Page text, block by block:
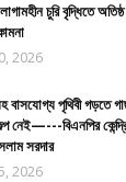
চুরি বৃদ্ধিতে
2026
বাসযোগ্য পৃথিবী গড়তে
নেই—---বিএনপির
সরদার
2026